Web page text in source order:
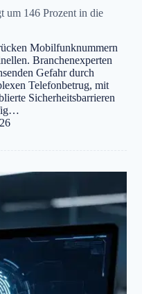
um 146 Prozent in die
Mobilfunknummern
Branchenexperten
Gefahr durch
Telefonbetrug, mit
Sicherheitsbarrieren